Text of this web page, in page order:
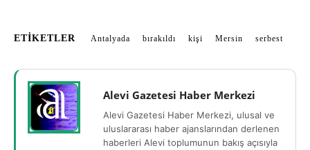
ETIKETLER Antalyada bırakıldı kişi Mersin serbest
Alevi Gazetesi Haber Merkezi
Alevi Gazetesi Haber Merkezi, ulusal ve
uluslararası haber ajanslarından derlenen
haberleri Alevi toplumunun bakış açısıyla